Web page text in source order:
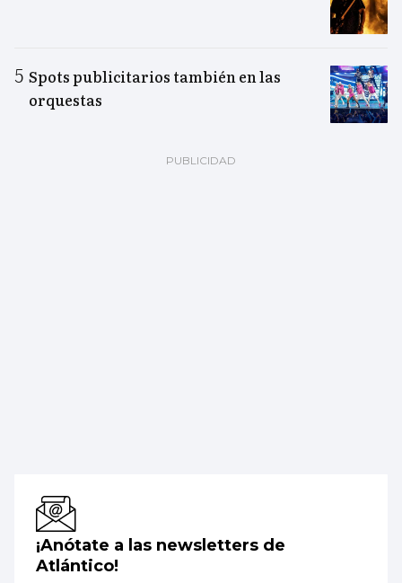
Spots publicitarios también en las
orquestas
¡Anótate a las newsletters de
Atlántico!